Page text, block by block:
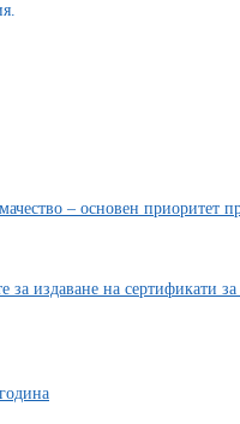
– основен приоритет
издаване на сертификати